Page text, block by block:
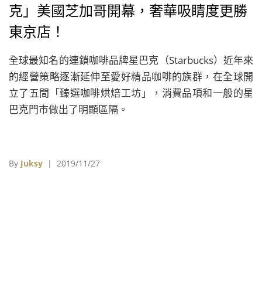
克」美國芝加哥開幕，奢華吸睛度更勝
東京店！
全球最知名的連鎖咖啡品牌星巴克（Starbucks）近年來
的經營策略逐漸延伸至愛好精品咖啡的族群，在全球開
立了五間「臻選咖啡烘焙工坊」，消費品項和一般的星
巴克門市做出了明顯區隔。
By Juksy | 2019/11/27